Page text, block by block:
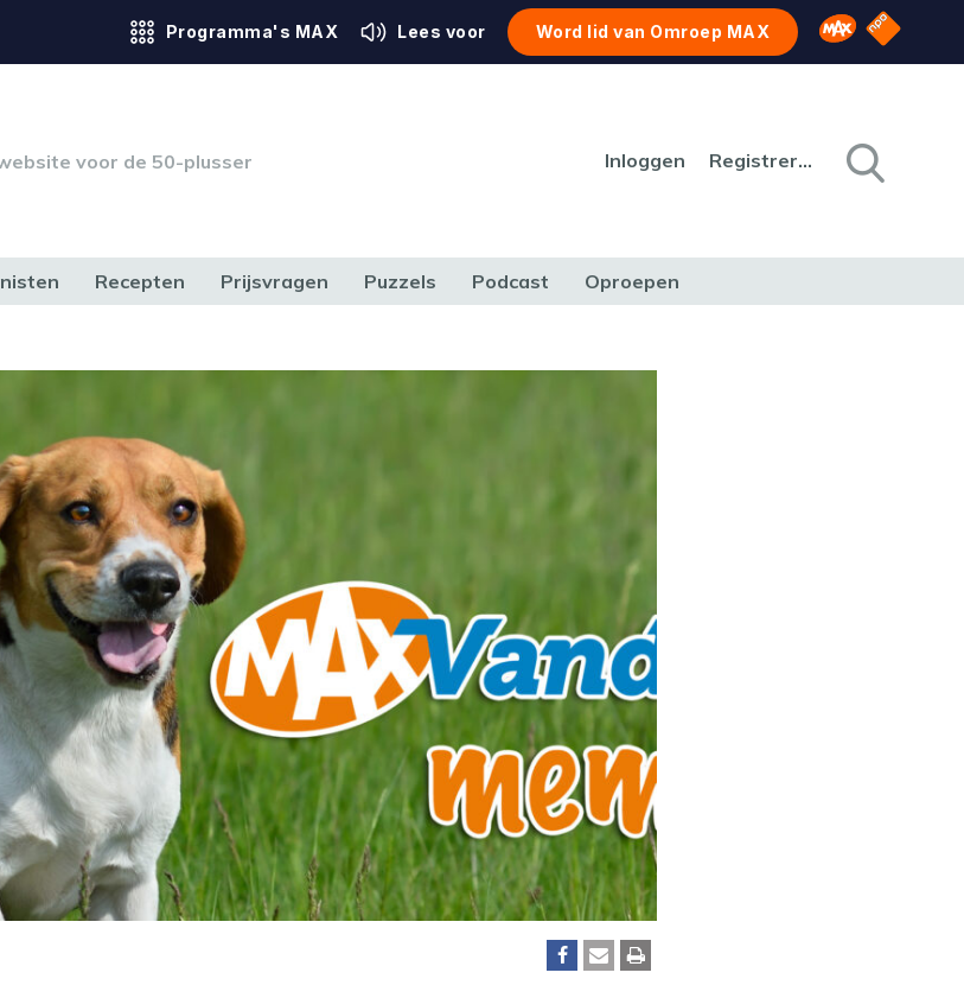
Programma's MAX Lees voor Word lid van Omroep MAX Omroep MAX
NPO
voor de 50-plusser Inloggen Registreren
Recepten Prijsvragen Puzzels Podcast Oproepen